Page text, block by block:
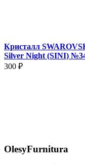
Кристалл
Silver Night (SINI)
300 ₽
OlesyFurnitura